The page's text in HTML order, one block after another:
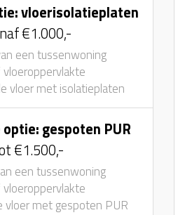
vloerisolatieplaten
€1.000,-
een tussenwoning
vloeroppervlakte
vloer met isolatieplaten
gespoten PUR
€1.500,-
een tussenwoning
vloeroppervlakte
vloer met gespoten PUR